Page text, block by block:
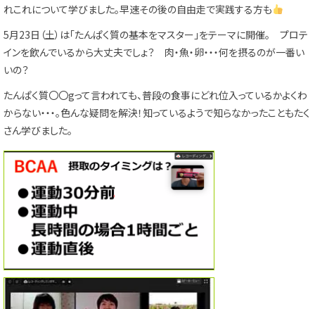
れこれについて学びました。早速その後の自由走で実践する方も
5月23日（土）は「たんぱく質の基本をマスター」をテーマに開催。 プロテ
インを飲んでいるから大丈夫でしょ？ 肉・魚・卵・・・何を摂るのが一番い
いの？
たんぱく質〇〇gって言われても、普段の食事にどれ位入っているかよくわ
からない・・・。色んな疑問を解決！知っているようで知らなかったこともたく
さん学びました。